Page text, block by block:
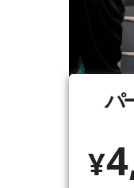
パ
¥